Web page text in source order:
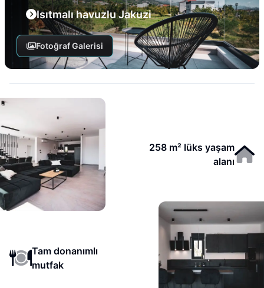
Isıtmalı havuzlu Jakuzi
Fotoğraf Galerisi
258 m² lüks yaşam
alanı
Tam donanımlı
mutfak